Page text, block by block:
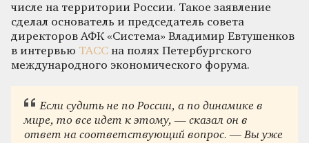
числе на территории России. Такое заявление
сделал основатель и председатель совета
директоров АФК «Система» Владимир Евтушенков
в интервью ТАСС на полях Петербургского
международного экономического форума.
Если судить не по России, а по динамике в
мире, то все идет к этому, — сказал он в
ответ на соответствующий вопрос. — Вы уже